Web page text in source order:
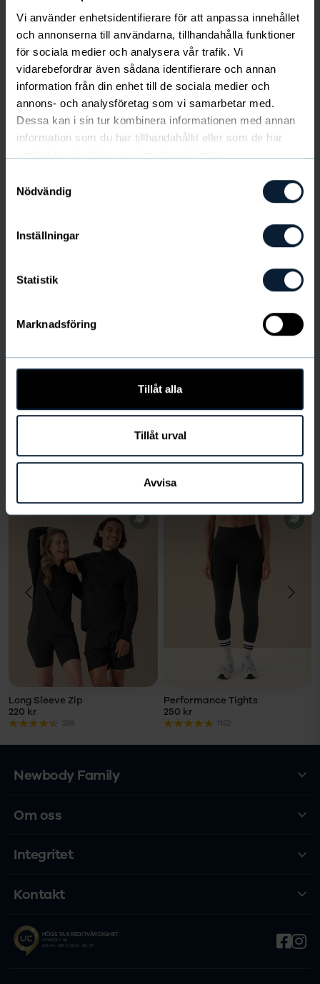
Vi använder enhetsidentifierare för att anpassa innehållet
och annonserna till användarna, tillhandahålla funktioner
för sociala medier och analysera vår trafik. Vi
vidarebefordrar även sådana identifierare och annan
information från din enhet till de sociala medier och
annons- och analysföretag som vi samarbetar med.
Dessa kan i sin tur kombinera informationen med annan
information som du har tillhandahållit eller som de har
Nödvändig
Inställningar
Statistik
Marknadsföring
Tillåt alla
Tillåt urval
Avvisa
Uppdaterad favorit nu i ekologisk bomull!
Sedan den lanserades som första produkt i vårt
sortiment, i slutet av 80-talet, har det varit en
uppskattad klassiker. Den har kontinuerligt utvecklats
och förbättrats för ännu bättre kvalitet, passform och
komfort. En klassisk strumpa med hög resårmudd och
förstärkta partier för stötdämpning och bästa komfort.
Med sin diskreta design passar Sport Socks stripe lika
5-pack, 180 kr (36 kr/par)
Artikelnummer hittar du under produktinformation
Visa mer
Välj storlek
FÄRG Vit/Randig
Recensioner(374)
VÄLJ
LÄGG I
VARUKORG
Long Sleeve Zip
220 kr
239
VÄLJ
STORLEK
Performance Tights
250 kr
1152
Newbody Family
Om oss
Integritet
Kontakt